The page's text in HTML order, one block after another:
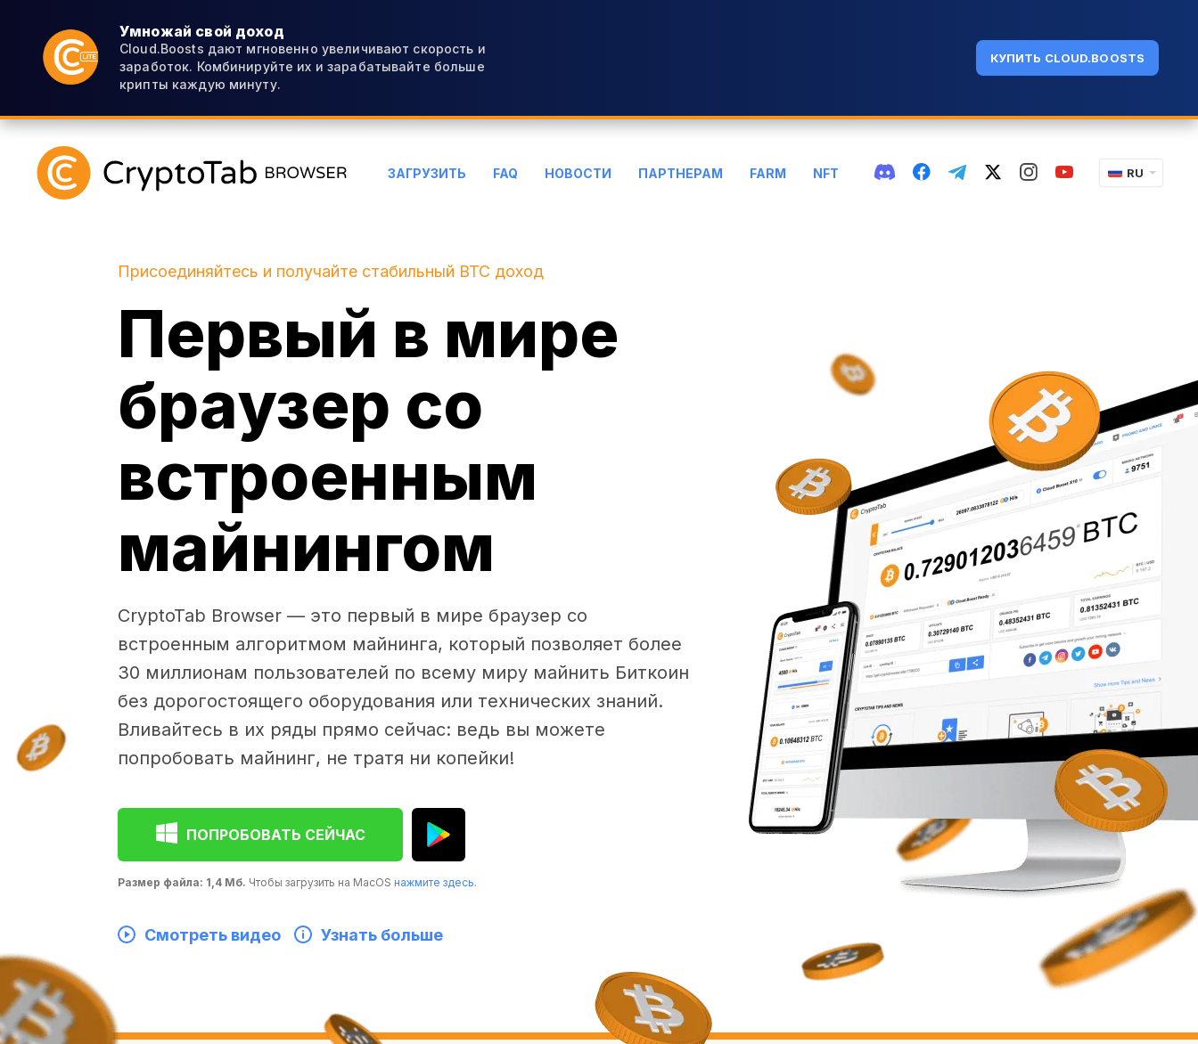
Умножай свой доход
Cloud.Boosts дают мгновенно увеличивают скорость и
заработок. Комбинируйте их и зарабатывайте больше
крипты каждую минуту.
КУПИТЬ CLOUD.BOOSTS
ЗАГРУЗИТЬ FAQ НОВОСТИ ПАРТНЕРАМ FARM NFT RU
Присоединяйтесь и получайте стабильный BTC доход
Первый в мире
браузер со
встроенным
майнингом
CryptoTab Browser — это первый в мире браузер со
встроенным алгоритмом майнинга, который позволяет более
30 миллионам пользователей по всему миру майнить Биткоин
без дорогостоящего оборудования или технических знаний.
Вливайтесь в их ряды прямо сейчас: ведь вы можете
попробовать майнинг, не тратя ни копейки!
ПОПРОБОВАТЬ СЕЙЧАС
Размер файла: 1,4 Мб. Чтобы загрузить на MacOS нажмите здесь.
Смотреть видео Узнать больше